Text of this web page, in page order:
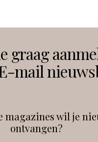
Facebook
graag
mail
magazines wil je
ontvangen?